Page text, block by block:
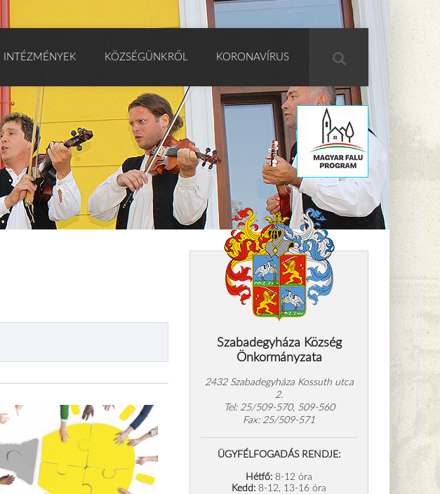
INTÉZMÉNYEK KÖZSÉGÜNKRŐL KORONAVÍRUS
Szabadegyháza Község
Önkormányzata
2432 Szabadegyháza Kossuth utca
2.
Tel: 25/509-570, 509-560
Fax: 25/509-571
ÜGYFÉLFOGADÁS RENDJE:
Hétfő: 8-12 óra
Kedd: 8-12, 13-16 óra